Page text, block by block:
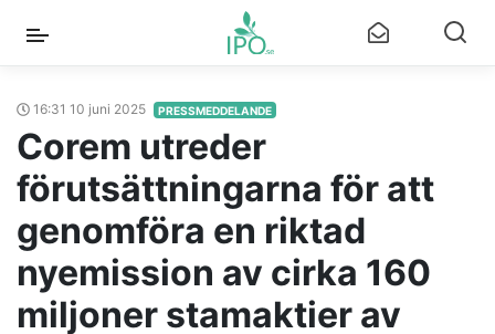
16:31 10 juni 2025 PRESSMEDDELANDE
Corem utreder
förutsättningarna för att
genomföra en riktad
nyemission av cirka 160
miljoner stamaktier av